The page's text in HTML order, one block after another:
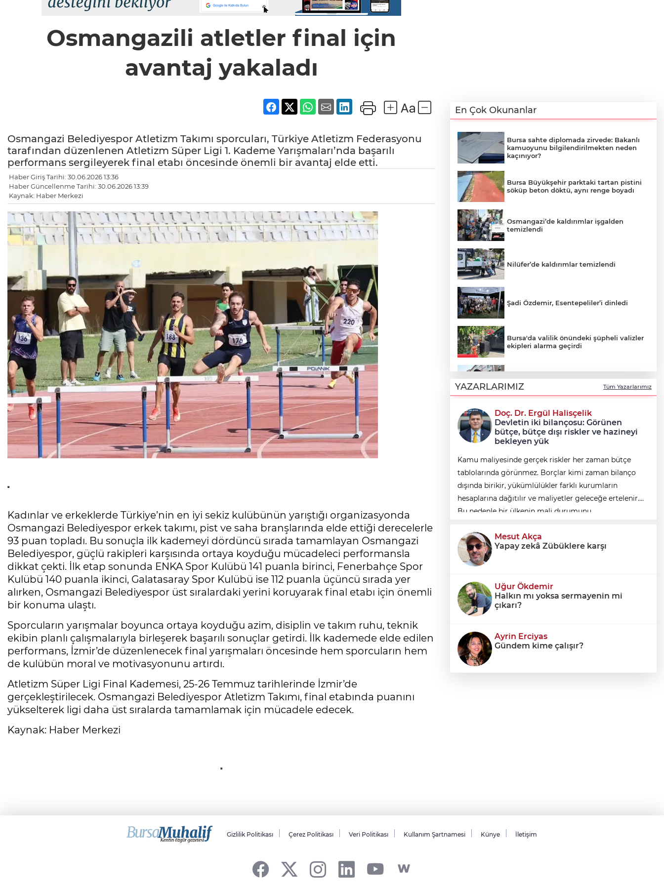
Osmangazili atletler final için
avantaj yakaladı
Osmangazi Belediyespor Atletizm Takımı sporcuları, Türkiye Atletizm Federasyonu
tarafından düzenlenen Atletizm Süper Ligi 1. Kademe Yarışmaları’nda başarılı
performans sergileyerek final etabı öncesinde önemli bir avantaj elde etti.
Haber Giriş Tarihi: 30.06.2026 13:36
Haber Güncellenme Tarihi: 30.06.2026 13:39
Kaynak: Haber Merkezi
Kadınlar ve erkeklerde Türkiye’nin en iyi sekiz kulübünün yarıştığı organizasyonda
Osmangazi Belediyespor erkek takımı, pist ve saha branşlarında elde ettiği derecelerle
93 puan topladı. Bu sonuçla ilk kademeyi dördüncü sırada tamamlayan Osmangazi
Belediyespor, güçlü rakipleri karşısında ortaya koyduğu mücadeleci performansla
dikkat çekti. İlk etap sonunda ENKA Spor Kulübü 141 puanla birinci, Fenerbahçe Spor
Kulübü 140 puanla ikinci, Galatasaray Spor Kulübü ise 112 puanla üçüncü sırada yer
alırken, Osmangazi Belediyespor üst sıralardaki yerini koruyarak final etabı için önemli
bir konuma ulaştı.
Sporcuların yarışmalar boyunca ortaya koyduğu azim, disiplin ve takım ruhu, teknik
ekibin planlı çalışmalarıyla birleşerek başarılı sonuçlar getirdi. İlk kademede elde edilen
performans, İzmir’de düzenlenecek final yarışmaları öncesinde hem sporcuların hem
de kulübün moral ve motivasyonunu artırdı.
Atletizm Süper Ligi Final Kademesi, 25-26 Temmuz tarihlerinde İzmir’de
gerçekleştirilecek. Osmangazi Belediyespor Atletizm Takımı, final etabında puanını
yükselterek ligi daha üst sıralarda tamamlamak için mücadele edecek.
Kaynak: Haber Merkezi
En Çok Okunanlar
Bursa sahte diplomada zirvede: Bakanlı
kamuoyunu bilgilendirilmekten neden
kaçınıyor?
Bursa Büyükşehir parktaki tartan pistini
söküp beton döktü, aynı renge boyadı
Osmangazi’de kaldırımlar işgalden
temizlendi
Nilüfer’de kaldırımlar temizlendi
Şadi Özdemir, Esentepeliler’i dinledi
Bursa'da valilik önündeki şüpheli valizler
ekipleri alarma geçirdi
Çaykara tahliye edildi
Osmangazi’nin başarılı pilotu kupayı
Erkan Aydın’la paylaştı
YAZARLARIMIZ Tüm Yazarlarımız
Doç. Dr. Ergül Halisçelik
Devletin iki bilançosu: Görünen
bütçe, bütçe dışı riskler ve hazineyi
bekleyen yük
Kamu maliyesinde gerçek riskler her zaman bütçe
tablolarında görünmez. Borçlar kimi zaman bilanço
dışında birikir, yükümlülükler farklı kurumların
hesaplarına dağıtılır ve maliyetler geleceğe ertelenir.
Bu nedenle bir ülkenin mali durumunu
borç stok
Mesut Akça
Yapay zekâ Zübüklere karşı
Uğur Ökdemir
Halkın mı yoksa sermayenin mi
çıkarı?
Ayrin Erciyas
Gündem kime çalışır?
Gizlilik Politikası Çerez Politikası Veri Politikası Kullanım Şartnamesi Künye İletişim